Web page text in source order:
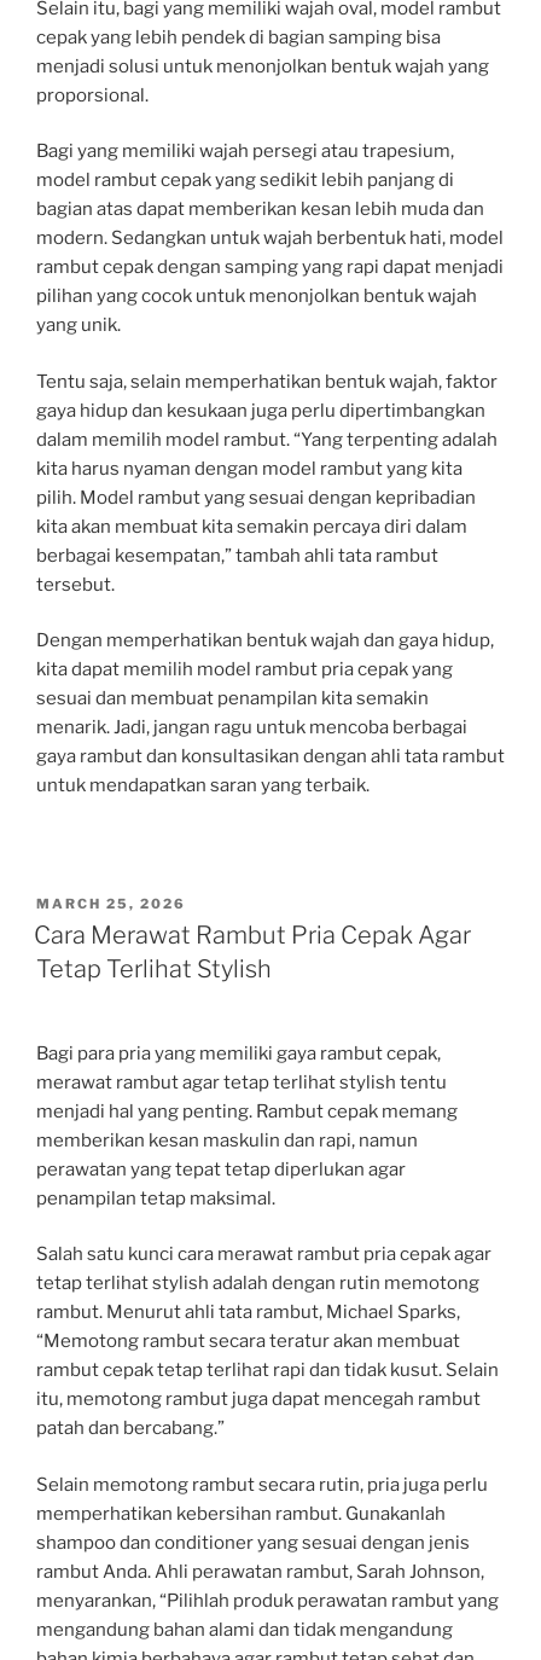
Selain itu, bagi yang memiliki wajah oval, model rambut
cepak yang lebih pendek di bagian samping bisa
menjadi solusi untuk menonjolkan bentuk wajah yang
proporsional.
Bagi yang memiliki wajah persegi atau trapesium,
model rambut cepak yang sedikit lebih panjang di
bagian atas dapat memberikan kesan lebih muda dan
modern. Sedangkan untuk wajah berbentuk hati, model
rambut cepak dengan samping yang rapi dapat menjadi
pilihan yang cocok untuk menonjolkan bentuk wajah
yang unik.
Tentu saja, selain memperhatikan bentuk wajah, faktor
gaya hidup dan kesukaan juga perlu dipertimbangkan
dalam memilih model rambut. “Yang terpenting adalah
kita harus nyaman dengan model rambut yang kita
pilih. Model rambut yang sesuai dengan kepribadian
kita akan membuat kita semakin percaya diri dalam
berbagai kesempatan,” tambah ahli tata rambut
tersebut.
Dengan memperhatikan bentuk wajah dan gaya hidup,
kita dapat memilih model rambut pria cepak yang
sesuai dan membuat penampilan kita semakin
menarik. Jadi, jangan ragu untuk mencoba berbagai
gaya rambut dan konsultasikan dengan ahli tata rambut
untuk mendapatkan saran yang terbaik.
POSTED
ON
MARCH 25, 2026
Cara Merawat Rambut Pria Cepak Agar
Tetap Terlihat Stylish
Bagi para pria yang memiliki gaya rambut cepak,
merawat rambut agar tetap terlihat stylish tentu
menjadi hal yang penting. Rambut cepak memang
memberikan kesan maskulin dan rapi, namun
perawatan yang tepat tetap diperlukan agar
penampilan tetap maksimal.
Salah satu kunci cara merawat rambut pria cepak agar
tetap terlihat stylish adalah dengan rutin memotong
rambut. Menurut ahli tata rambut, Michael Sparks,
“Memotong rambut secara teratur akan membuat
rambut cepak tetap terlihat rapi dan tidak kusut. Selain
itu, memotong rambut juga dapat mencegah rambut
patah dan bercabang.”
Selain memotong rambut secara rutin, pria juga perlu
memperhatikan kebersihan rambut. Gunakanlah
shampoo dan conditioner yang sesuai dengan jenis
rambut Anda. Ahli perawatan rambut, Sarah Johnson,
menyarankan, “Pilihlah produk perawatan rambut yang
mengandung bahan alami dan tidak mengandung